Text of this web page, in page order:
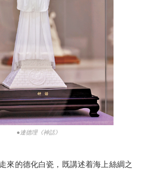
●連德理《神話》
的德化白瓷，既講述着海上絲綢之